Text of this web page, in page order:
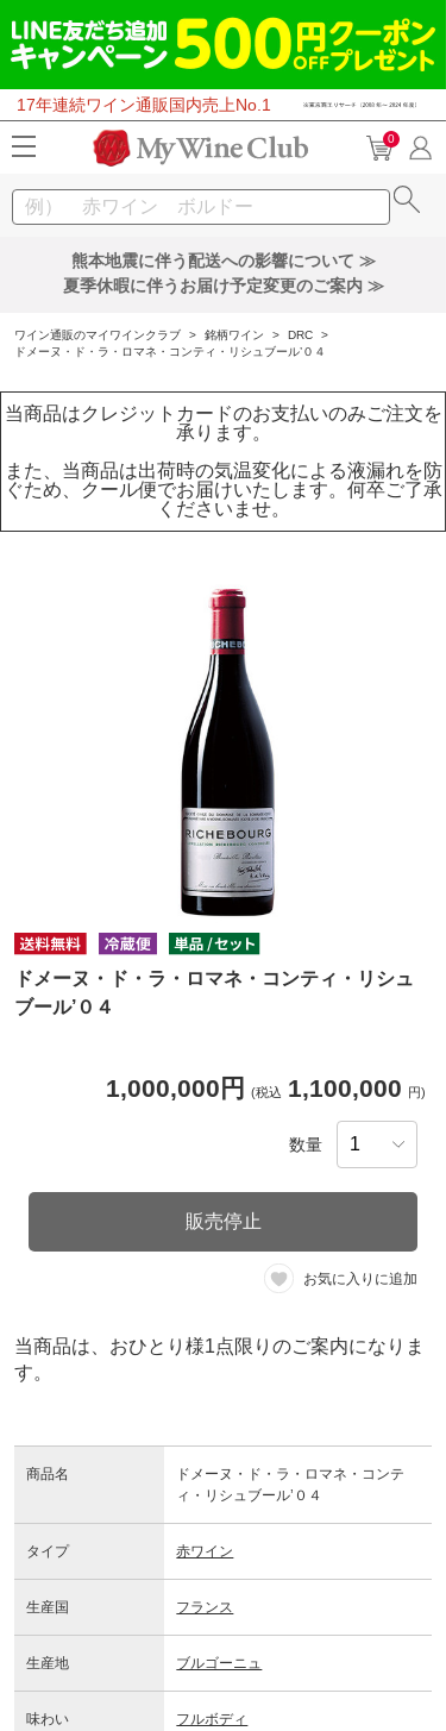
17年連続ワイン通販国内売上No.1
0
熊本地震に伴う配送への影響について ≫
夏季休暇に伴うお届け予定変更のご案内 ≫
ワイン通販のマイワインクラブ > 銘柄ワイン > DRC
>
ドメーヌ・ド・ラ・ロマネ・コンティ・リシュブール’０４
当商品はクレジットカードのお支払いのみご注文を
承ります。
また、当商品は出荷時の気温変化による液漏れを防
ぐため、クール便でお届けいたします。何卒ご了承
くださいませ。
ドメーヌ・ド・ラ・ロマネ・コンティ・リシュ
ブール’０４
1,000,000円 (税込 1,100,000 円)
数量
販売停止
お気に入りに追加
当商品は、おひとり様1点限りのご案内になりま
す。
商品名
ドメーヌ・ド・ラ・ロマネ・コンテ
ィ・リシュブール’０４
タイプ 赤ワイン
生産国 フランス
生産地 ブルゴーニュ
味わい フルボディ